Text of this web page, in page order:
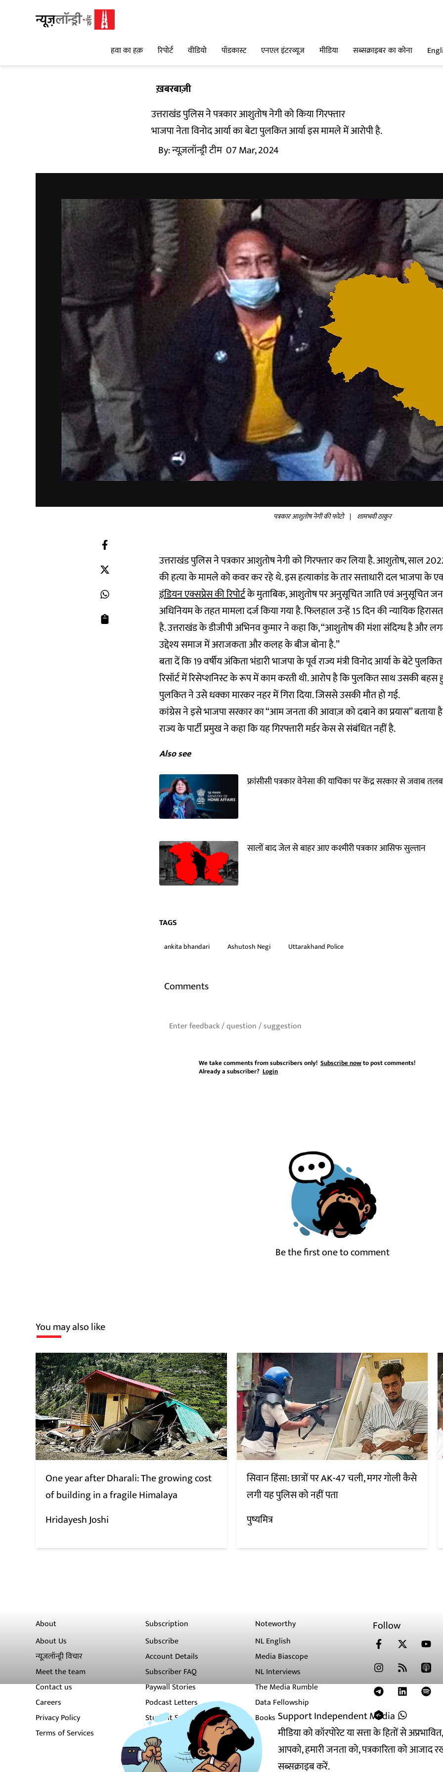
हवा का हक़ रिपोर्ट वीडियो पॉडकास्ट एनएल इंटरव्यूज मीडिया सब्सक्राइबर का कोना
ख़बरबाज़ी
उत्तराखंड पुलिस ने पत्रकार आशुतोष नेगी को किया गिरफ्तार
भाजपा नेता विनोद आर्या का बेटा पुलकित आर्या इस मामले में आरोपी है.
By:न्यूज़लॉन्ड्री टीम 07 Mar, 2024
पत्रकार आशुतोष नेगी की फोटो | शामभवी ठाकुर
उत्तराखंड पुलिस ने पत्रकार आशुतोष नेगी को गिरफ्तार कर लिया है. आशुतोष, साल
की हत्या के मामले को कवर कर रहे थे. इस हत्याकांड के तार सत्ताधारी दल भाजपा के
इंडियन एक्सप्रेस की रिपोर्टके मुताबिक, आशुतोष पर अनुसूचित जाति एवं अनुसूचित
अधिनियम के तहत मामला दर्ज किया गया है. फिलहाल उन्हें 15 दिन की न्यायिक
है. उत्तराखंड के डीजीपी अभिनव कुमार ने कहा कि, “आशुतोष की मंशा संदिग्ध है और
उद्देश्य समाज में अराजकता और कलह के बीज बोना है.”
बता दें कि 19 वर्षीय अंकिता भंडारी भाजपा के पूर्व राज्य मंत्री विनोद आर्या के बेटे
रिसॉर्ट में रिसेप्शनिस्ट के रूप में काम करती थी. आरोप है कि पुलकित साथ उसकी बहस
पुलकित ने उसे धक्का मारकर नहर में गिरा दिया. जिससे उसकी मौत हो गई.
कांग्रेस ने इसे भाजपा सरकार का “आम जनता की आवाज़ को दबाने का प्रयास” बताया
राज्य के पार्टी प्रमुख ने कहा कि यह गिरफ्तारी मर्डर केस से संबंधित नहीं है.
Support Independent Media
मीडिया को कॉरपोरेट या सत्ता के हितों से
आपको, हमारी जनता को, पत्रकारिता को
सब्सक्राइब करें.
Also see
फ्रांसीसी पत्रकार वेनेसा की याचिका पर केंद्र सरकार से जवाब तलब
सालों बाद जेल से बाहर आए कश्मीरी पत्रकार आसिफ सुल्तान
TAGS
ankita bhandari Ashutosh Negi Uttarakhand Police
Comments
We take comments from subscribers only! Subscribe nowto post comments!
Already a subscriber? Login
Be the first one to comment
You may also like
One year after Dharali: The growing cost
of building in a fragile Himalaya
Hridayesh Joshi
सिवान हिंसा: छात्रों पर AK-47 चली, मगर गोली कैसे
लगी यह पुलिस को नहीं पता
पुष्यमित्र
About
About Us
न्यूज़लॉन्ड्री विचार
Meet the team
Contact us
Careers
Privacy Policy
Terms of Services
Subscription
Subscribe
Account Details
Subscriber FAQ
Paywall Stories
Podcast Letters
Student Subscription
Newsletters
Noteworthy
NL English
Media Biascope
NL Interviews
The Media Rumble
Data Fellowship
Books
Follow